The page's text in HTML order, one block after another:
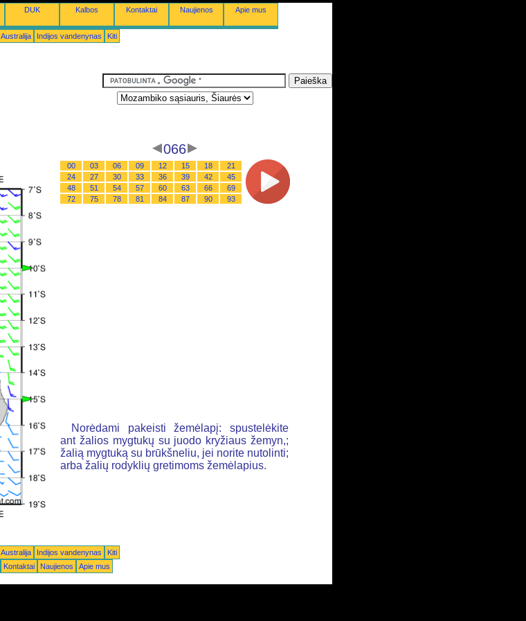
DUK Kalbos Kontaktai Naujienos Apie mus
Australija Indijos vandenynas Kiti
066
00 03 06 09 12 15 18
21
24
27 30 33 36 39 42
45
48
51 54 57 60 63 66
69
72
75 78 81 84 87 90 93
Norėdami pakeisti žemėlapį: spustelėkite
ant žalios mygtukų su juodo kryžiaus žemyn,;
žalią mygtuką su brūkšneliu, jei norite nutolinti;
arba žalių rodyklių gretimoms žemėlapius.
Australija Indijos vandenynas
Kiti
Kontaktai Naujienos Apie mus